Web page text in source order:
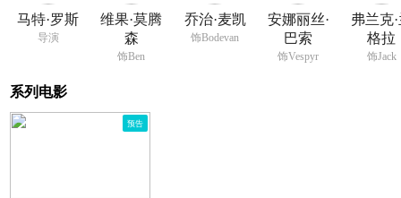
期斗争后自杀时，Leslie的父母不允许一家人出席
她的葬礼，而Ben被迫离开了他们所创造的世外桃
源，开始了走入外面的世界的旅程，这段旅程挑
战着Ben乌托邦式的教育，质疑着他教给孩子们的
马特·罗斯
导演
维果·莫腾
森
饰Ben
乔治·麦凯
饰Bodevan
安娜丽丝·
巴索
饰Vespyr
弗兰克
格拉
饰Jack
系列电影
预告